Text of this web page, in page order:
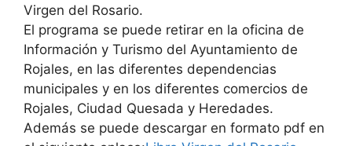
Virgen del Rosario.
El programa se puede retirar en la oficina de
Información y Turismo del Ayuntamiento de
Rojales, en las diferentes dependencias
municipales y en los diferentes comercios de
Rojales, Ciudad Quesada y Heredades.
Además se puede descargar en formato pdf en